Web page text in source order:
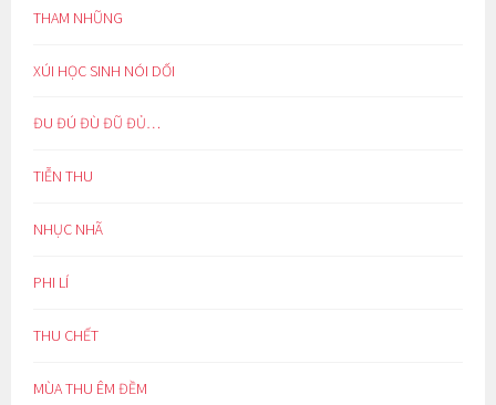
THAM NHŨNG
XÚI HỌC SINH NÓI DỐI
ĐU ĐÚ ĐÙ ĐŨ ĐỦ…
TIỄN THU
NHỤC NHÃ
PHI LÍ
THU CHẾT
MÙA THU ÊM ĐỀM